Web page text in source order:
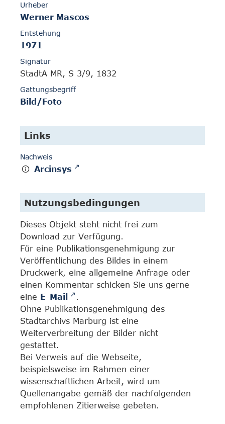
Urheber
Werner Mascos
Entstehung
1971
Signatur
StadtA MR, S 3/9, 1832
Gattungsbegriff
Bild/Foto
Links
Nachweis
Arcinsys
Nutzungsbedingungen
Dieses Objekt steht nicht frei zum
Download zur Verfügung.
Für eine Publikationsgenehmigung zur
Veröffentlichung des Bildes in einem
Druckwerk, eine allgemeine Anfrage oder
einen Kommentar schicken Sie uns gerne
eine E-Mail
.
Ohne Publikationsgenehmigung des
Stadtarchivs Marburg ist eine
Weiterverbreitung der Bilder nicht
gestattet.
Bei Verweis auf die Webseite,
beispielsweise im Rahmen einer
wissenschaftlichen Arbeit, wird um
Quellenangabe gemäß der nachfolgenden
empfohlenen Zitierweise gebeten.